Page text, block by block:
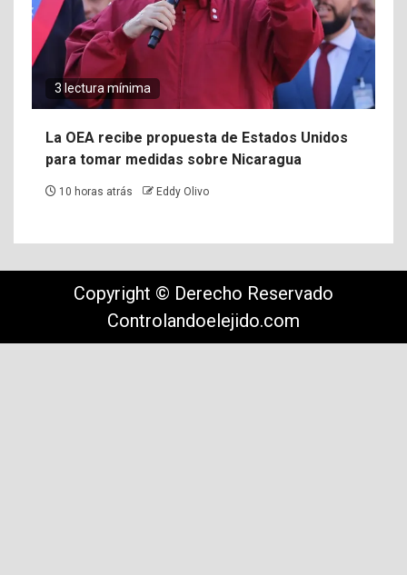
3 lectura mínima
La OEA recibe propuesta de Estados Unidos
para tomar medidas sobre Nicaragua
10 horas atrás Eddy Olivo
Copyright © Derecho Reservado
Controlandoelejido.com